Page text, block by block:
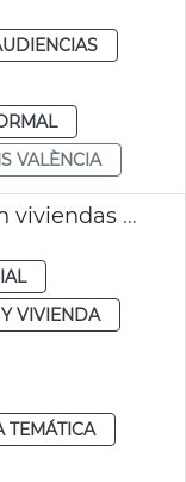
VALÈNCIA
Rehabilitación y adecuación viviendas Tendetes y Tres Forques
VIVIENDA
TEMÁTICA